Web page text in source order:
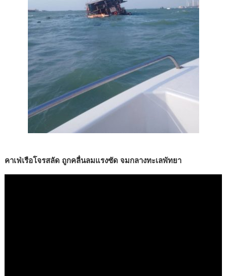
คาเฟ่เรือโจรสลัด ถูกคลื่นลมแรงซัด จมกลางทะเลพัทยา